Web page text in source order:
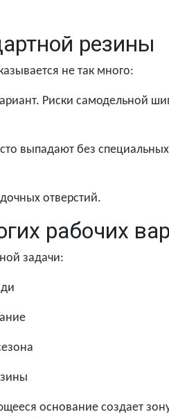
резины
не так много:
Риски самодельной
выпадают без
отверстий.
рабочих
задачи:
основание создает